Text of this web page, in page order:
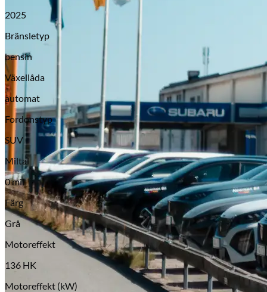
Opel
Serviceverkstad
2025
Bränsletyp
bensin
Växellåda
automat
Fordonstyp
SUV
Miltal
0 mil
Färg
Grå
Motoreffekt
136 HK
Motoreffekt (kW)